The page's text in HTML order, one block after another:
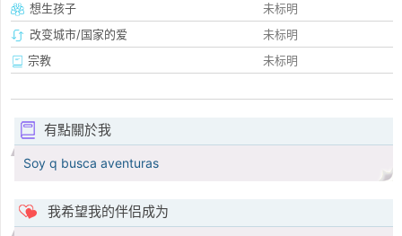
想生孩子
未标明
改变城市/国家的爱
未标明
宗教
未标明
有點關於我
Soy q busca aventuras
我希望我的伴侣成为